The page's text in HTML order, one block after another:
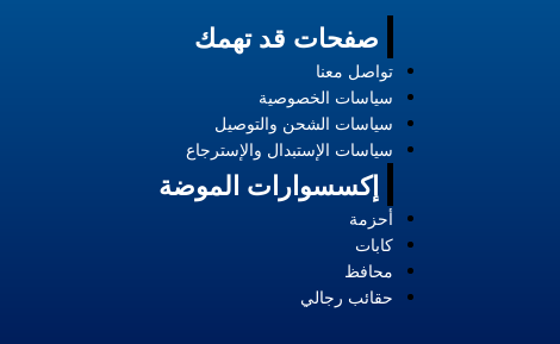
صفحات قد تهمك
تواصل معنا
سياسات الخصوصية
سياسات الشحن والتوصيل
سياسات الإستبدال والإسترجاع
إكسسوارات الموضة
أحزمة
كابات
محافظ
حقائب رجالي